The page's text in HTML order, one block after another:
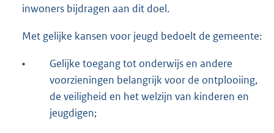
inwoners bijdragen aan dit doel.
Met gelijke kansen voor jeugd bedoelt de gemeente:
•
Gelijke toegang tot onderwijs en andere
voorzieningen belangrijk voor de ontplooiing,
de veiligheid en het welzijn van kinderen en
jeugdigen;